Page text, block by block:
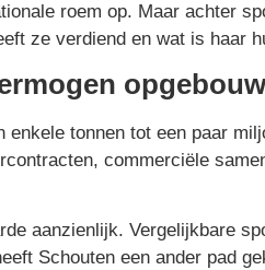
roem op. Maar achter
ze verdiend en wat is haar
tonnen tot een paar
commerciële
aanzienlijk. Vergelijkbare
Schouten een ander pad